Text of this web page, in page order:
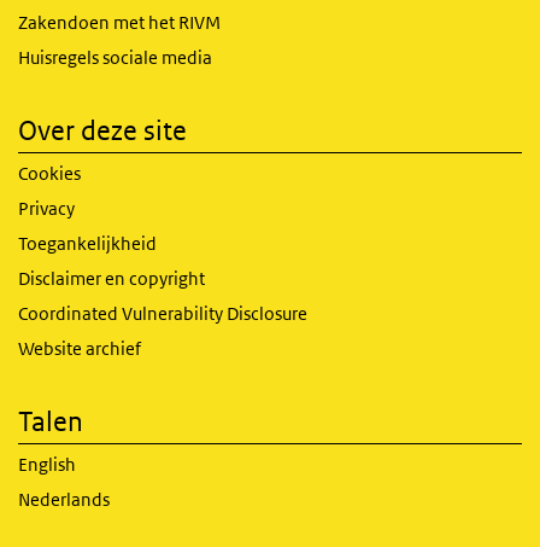
Zakendoen met het RIVM
Huisregels sociale media
Over deze site
Cookies
Privacy
Toegankelijkheid
Disclaimer en copyright
Coordinated Vulnerability Disclosure
Website archief
Talen
English
Nederlands